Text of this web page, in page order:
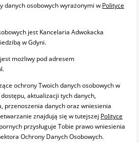
danych osobowych wyrażonymi w Polityce
jest Kancelaria Adwokacka
w Gdyni.
możliwy pod adresem
ochrony Twoich danych osobowych w
aktualizacji tych danych,
przenoszenia danych oraz wniesienia
znajdują się w tutejszej Polityce
przysługuje Tobie prawo wniesienia
Ochrony Danych Osobowych.